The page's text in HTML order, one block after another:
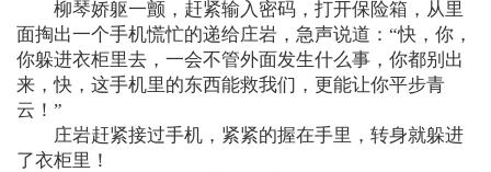
柳琴娇躯一颤，赶紧输入密码，打开保险箱，从里
面掏出一个手机慌忙的递给庄岩，急声说道：“快，你，
你躲进衣柜里去，一会不管外面发生什么事，你都别出
来，快，这手机里的东西能救我们，更能让你平步青
云！”
庄岩赶紧接过手机，紧紧的握在手里，转身就躲进
了衣柜里！